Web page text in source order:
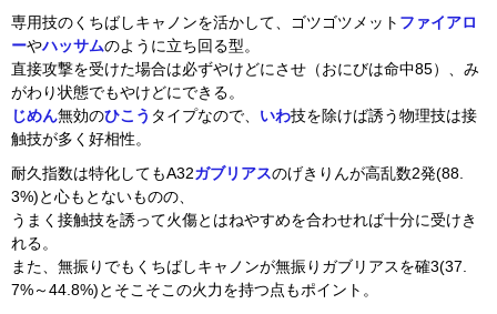
専用技のくちばしキャノンを活かして、ゴツゴツメット ファイアロ
ーやハッサムのように立ち回る型。
直接攻撃を受けた場合は必ずやけどにさせ（おにびは命中85）、み
がわり状態でもやけどにできる。
じめん無効のひこう タイプなので、 いわ技を除けば誘う物理技は接
触技が多く好相性。
耐久指数は特化してもA32ガブリアスのげきりんが高乱数2発(88.
3%)と心もとないものの、
うまく接触技を誘って火傷とはねやすめを合わせれば十分に受けき
れる。
また、無振りでもくちばしキャノンが無振りガブリアスを確3(37.
7%～44.8%)とそこそこの火力を持つ点もポイント。